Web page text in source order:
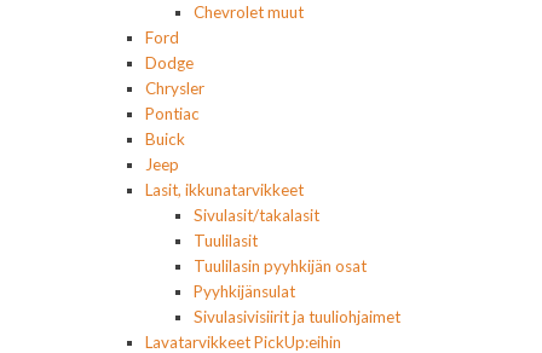
Chevrolet muut
Ford
Dodge
Chrysler
Pontiac
Buick
Jeep
Lasit, ikkunatarvikkeet
Sivulasit/takalasit
Tuulilasit
Tuulilasin pyyhkijän osat
Pyyhkijänsulat
Sivulasivisiirit ja tuuliohjaimet
Lavatarvikkeet PickUp:eihin